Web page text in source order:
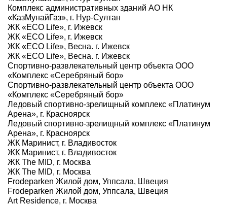
Комплекс административных зданий АО НК
«КазМунайГаз», г. Нур-Султан
ЖК «ECO Life», г. Ижевск
ЖК «ECO Life», г. Ижевск
ЖК «ECO Life», Весна. г. Ижевск
ЖК «ECO Life», Весна. г. Ижевск
Спортивно-развлекательный центр объекта ООО
«Комплекс «Серебряный бор»
Спортивно-развлекательный центр объекта ООО
«Комплекс «Серебряный бор»
Ледовый спортивно-зрелищный комплекс «Платинум
Арена», г. Красноярск
Ледовый спортивно-зрелищный комплекс «Платинум
Арена», г. Красноярск
ЖК Маринист, г. Владивосток
ЖК Маринист, г. Владивосток
ЖК The MID, г. Москва
ЖК The MID, г. Москва
Frodeparken Жилой дом, Уппсала, Швеция
Frodeparken Жилой дом, Уппсала, Швеция
Art Residence, г. Москва